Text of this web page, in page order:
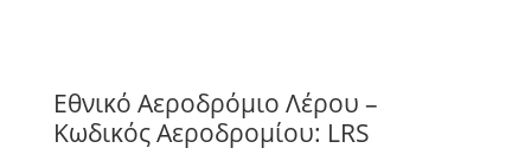
Εθνικό Αεροδρόμιο Λέρου –
Κωδικός Αεροδρομίου: LRS